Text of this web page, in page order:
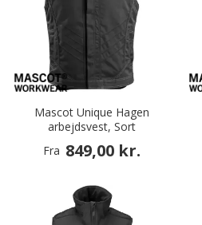
Mascot Unique Hagen
arbejdsvest, Sort
Fra 849,00 kr.